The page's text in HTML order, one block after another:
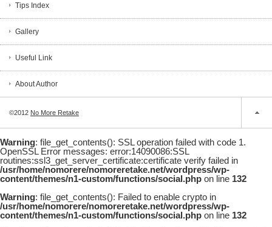
Tips Index
Gallery
Useful Link
About Author
©2012 No More Retake
Warning: file_get_contents(): SSL operation failed with code 1.
OpenSSL Error messages: error:14090086:SSL
routines:ssl3_get_server_certificate:certificate verify failed in
/usr/home/nomorere/nomoreretake.net/wordpress/wp-
content/themes/n1-custom/functions/social.php on line 132
Warning: file_get_contents(): Failed to enable crypto in
/usr/home/nomorere/nomoreretake.net/wordpress/wp-
content/themes/n1-custom/functions/social.php on line 132